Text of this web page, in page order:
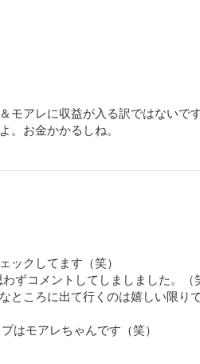
モアレに収益が入る訳ではないです
。お金かかるしね。
ックしてます（笑）
ずコメントしてしましました。（
ところに出て行くのは嬉しい限り
はモアレちゃんです（笑）